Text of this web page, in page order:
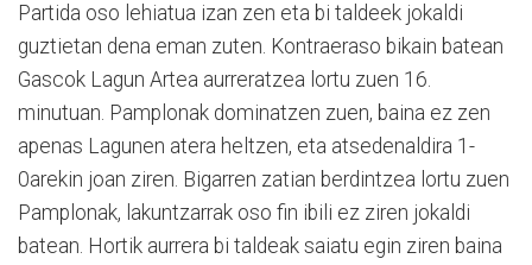
Partida oso lehiatua izan zen eta bi taldeek jokaldi
guztietan dena eman zuten. Kontraeraso bikain batean
Gascok Lagun Artea aurreratzea lortu zuen 16.
minutuan. Pamplonak dominatzen zuen, baina ez zen
apenas Lagunen atera heltzen, eta atsedenaldira 1-
0arekin joan ziren. Bigarren zatian berdintzea lortu zuen
Pamplonak, lakuntzarrak oso fin ibili ez ziren jokaldi
batean. Hortik aurrera bi taldeak saiatu egin ziren baina